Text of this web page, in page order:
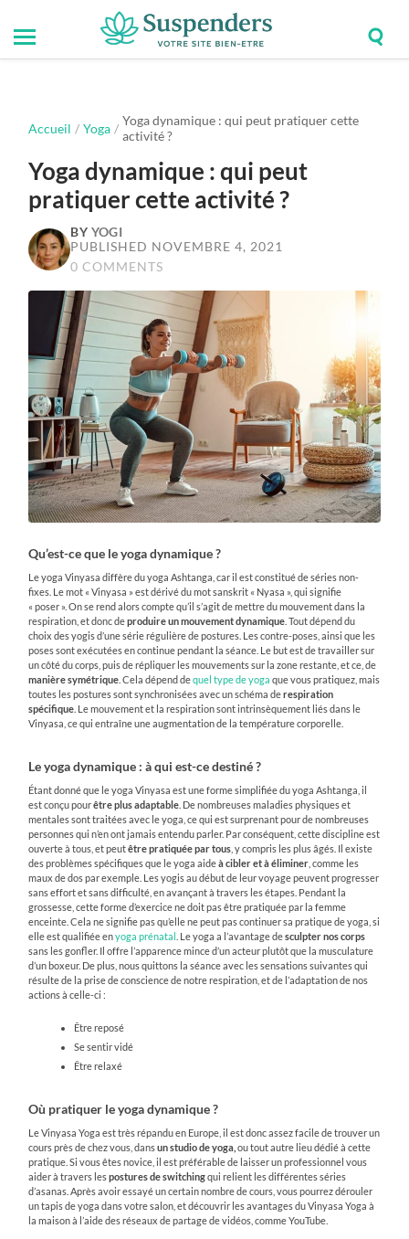
Suspenders
Toggle
mobile
Accueil / Yoga /
Yoga dynamique : qui peut pratiquer cette
activité ?
Yoga dynamique : qui peut
pratiquer cette activité ?
BY YOGI
PUBLISHED NOVEMBRE 4, 2021
0 COMMENTS
Qu’est-ce que le yoga dynamique ?
Le yoga Vinyasa diffère du yoga Ashtanga, car il est constitué de séries non-
fixes. Le mot « Vinyasa » est dérivé du mot sanskrit « Nyasa », qui signifie
« poser ». On se rend alors compte qu’il s’agit de mettre du mouvement dans la
respiration, et donc deproduire un mouvement dynamique . Tout dépend du
choix des yogis d’une série régulière de postures. Les contre-poses, ainsi que les
poses sont exécutées en continue pendant la séance. Le but est de travailler sur
un côté du corps, puis de répliquer les mouvements sur la zone restante, et ce, de
manière symétrique . Cela dépend dequel type de yoga que vous pratiquez, mais
toutes les postures sont synchronisées avec un schéma derespiration
spécifique . Le mouvement et la respiration sont intrinsèquement liés dans le
Vinyasa, ce qui entraîne une augmentation de la température corporelle.
Le yoga dynamique : à qui est-ce destiné ?
Étant donné que le yoga Vinyasa est une forme simplifiée du yoga Ashtanga, il
est conçu pourêtre plus adaptable . De nombreuses maladies physiques et
mentales sont traitées avec le yoga, ce qui est surprenant pour de nombreuses
personnes qui n’en ont jamais entendu parler. Par conséquent, cette discipline est
ouverte à tous, et peutêtre pratiquée par tous , y compris les plus âgés. Il existe
des problèmes spécifiques que le yoga aideà cibler et à éliminer , comme les
maux de dos par exemple. Les yogis au début de leur voyage peuvent progresser
sans effort et sans difficulté, en avançant à travers les étapes. Pendant la
grossesse, cette forme d’exercice ne doit pas être pratiquée par la femme
enceinte. Cela ne signifie pas qu’elle ne peut pas continuer sa pratique de yoga, si
elle est qualifiée enyoga prénatal . Le yoga a l’avantage desculpter nos corps
sans les gonfler. Il offre l’apparence mince d’un acteur plutôt que la musculature
d’un boxeur. De plus, nous quittons la séance avec les sensations suivantes qui
résulte de la prise de conscience de notre respiration, et de l’adaptation de nos
actions à celle-ci :
Être reposé
Se sentir vidé
Être relaxé
Où pratiquer le yoga dynamique ?
Le Vinyasa Yoga est très répandu en Europe, il est donc assez facile de trouver un
cours près de chez vous, dansun studio de yoga, ou tout autre lieu dédié à cette
pratique. Si vous êtes novice, il est préférable de laisser un professionnel vous
aider à travers lespostures de switchingqui relient les différentes séries
d’asanas. Après avoir essayé un certain nombre de cours, vous pourrez dérouler
un tapis de yoga dans votre salon, et découvrir les avantages du Vinyasa Yoga à
la maison à l’aide des réseaux de partage de vidéos, comme YouTube.